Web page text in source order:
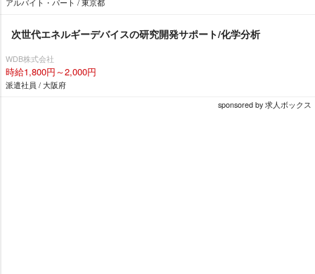
アルバイト・パート / 東京都
次世代エネルギーデバイスの研究開発サポート/化学分析
WDB株式会社
時給1,800円～2,000円
派遣社員 / 大阪府
sponsored by 求人ボックス